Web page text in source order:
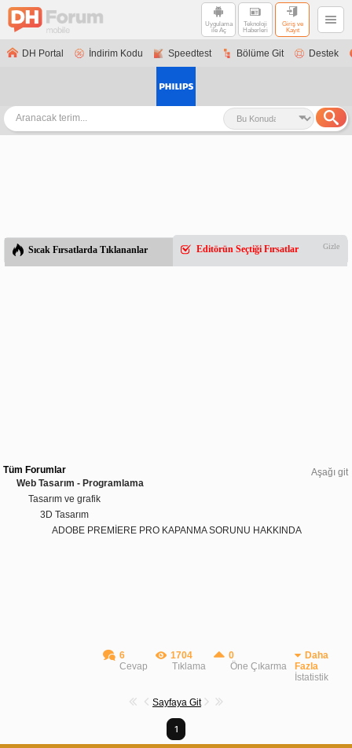
Uygulama
ile Aç
Teknoloji
Haberleri
Giriş ve
Kayıt
DH Portal İndirim Kodu Speedtest Bölüme Git Destek
Sıcak Fırsatlarda Tıklananlar Editörün Seçtiği Fırsatlar Gizle
Aşağı git
Tüm Forumlar
Web Tasarım - Programlama
Tasarım ve grafik
3D Tasarım
ADOBE PREMİERE PRO KAPANMA SORUNU HAKKINDA
6
Cevap
1704
Tıklama
0
Öne Çıkarma
Daha
Fazla
İstatistik
Sayfaya Git
1